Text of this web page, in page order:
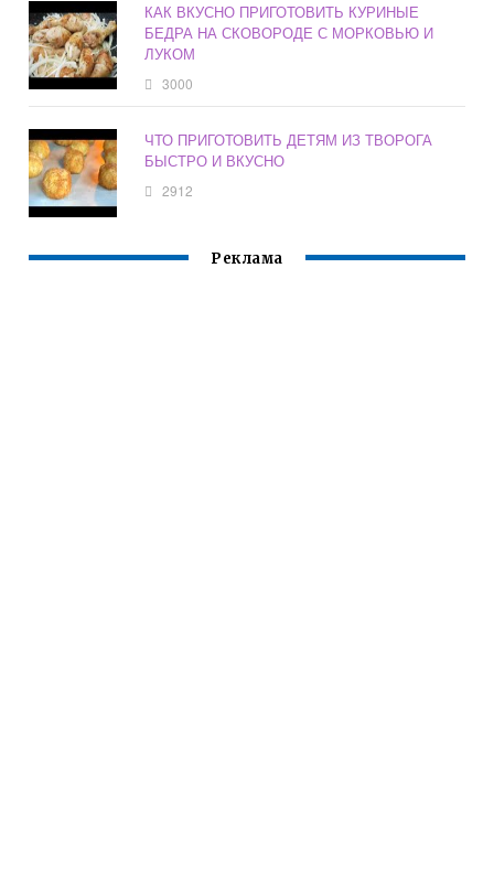
КАК ВКУСНО ПРИГОТОВИТЬ КУРИНЫЕ
БЕДРА НА СКОВОРОДЕ С МОРКОВЬЮ И
ЛУКОМ
3000
ЧТО ПРИГОТОВИТЬ ДЕТЯМ ИЗ ТВОРОГА
БЫСТРО И ВКУСНО
2912
Реклама